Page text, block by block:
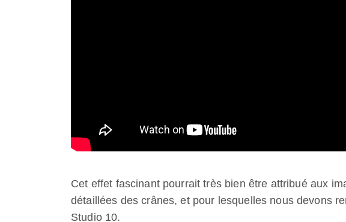
Cet effet fascinant pourrait très bien être attribué aux
détaillées des crânes, et pour lesquelles nous devons
Studio 10.